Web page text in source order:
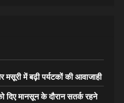
में बढ़ी पर्यटकों की आवाजाही
दिए मानसून के दौरान सतर्क रहने